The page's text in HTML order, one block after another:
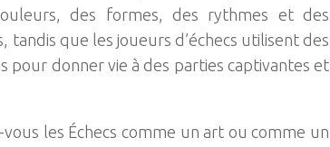
des formes, des rythmes et des
que les joueurs d’échecs utilisent des
pour donner vie à des parties captivantes et
les Échecs comme un art ou comme un